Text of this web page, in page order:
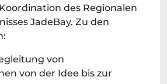
des Regionalen
JadeBay. Zu den
von
von der Idee bis zur